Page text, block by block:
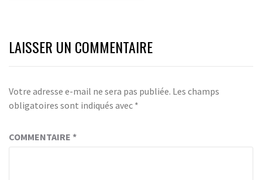
LAISSER UN COMMENTAIRE
Votre adresse e-mail ne sera pas publiée. Les champs
obligatoires sont indiqués avec *
COMMENTAIRE *